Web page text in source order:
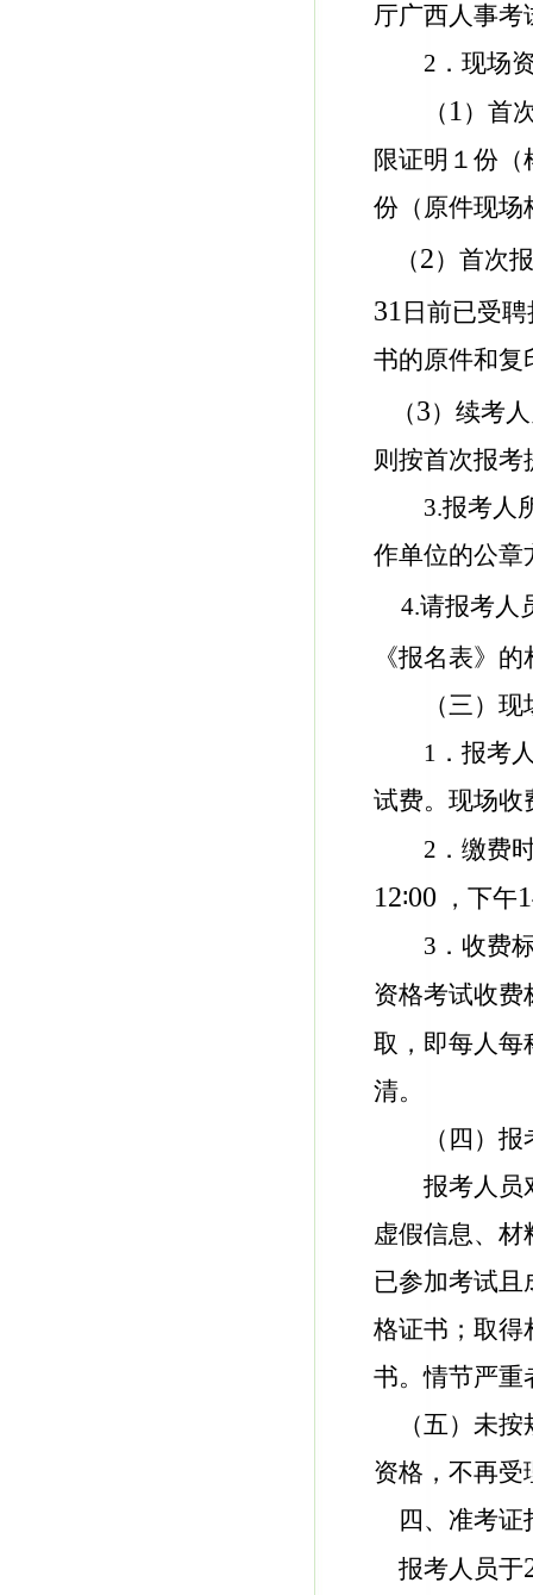
厅广西人事考
2．现场
（ 1 ）首
限证明１份
份（原件现场
（2）首次
31 日前已受
书的原件和复
（3）续考
则按首次报考
3.报考人
作单位的公章
4.请报考人
《报名表》
（三）
1．报考
试费。现场收
2．缴费
12∶00 ，下午
3．收费
资格考试收费
取，即每人每
清。
（四）
报考人员
虚假信息、
已参加考试
格证书；取得
书。情节严重
（五）未
资格，不再受
四、准考证
报考人员于